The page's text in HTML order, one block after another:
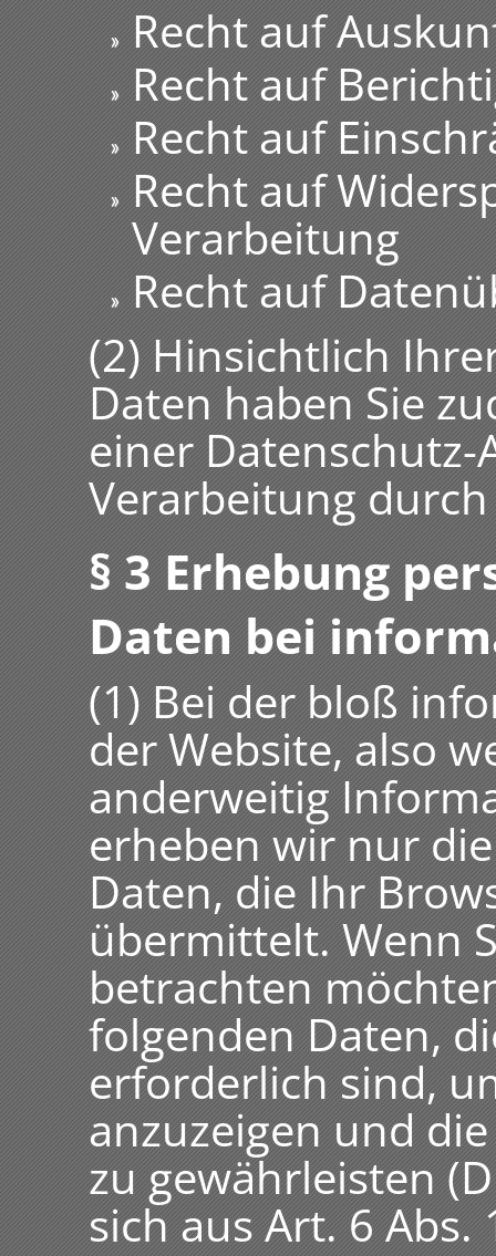
Recht auf
Recht auf
Recht auf
Recht auf
Verarbeitung
Recht auf
(2) Hinsichtlich
Daten haben Sie
einer
Verarbeitung
§ 3 Erhebung
Daten bei
(1) Bei der bloß
der Website, also
anderweitig
erheben wir nur
Daten, die Ihr
übermittelt. Wenn
betrachten
folgenden Daten,
erforderlich sind,
anzuzeigen und
zu gewährleisten
sich aus Art. 6 Abs.